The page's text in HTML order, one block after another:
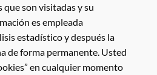
son visitadas y su
es empleada
estadístico y después la
de forma permanente. Usted
en cualquier momento